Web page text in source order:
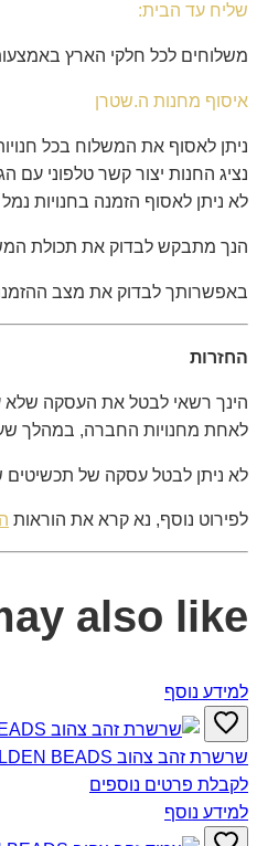
שליח עד הבית:
משלוחים לכל חלקי הארץ באמצעות שליח
איסוף מחנות ה.שטרן
ניתן לאסוף את המשלוח בכל חנויות העיר
נציג החנות יצור קשר טלפוני עם
לא ניתן לאסוף הזמנה בחנויות
הנך מתבקש לבדוק את תכולת
באפשרותך לבדוק את מצב
החזרות
הינך רשאי לבטל את העסקה שלא
לאחת מחנויות החברה, במהלך
לא ניתן לבטל עסקה של תכשיטים
לפירוט נוסף, נא קרא את הוראות
also like
למידע נוסף
שרשרת זהב צהוב GOLDEN BEADS‎
לקבלת פרטים נוספים
למידע נוסף